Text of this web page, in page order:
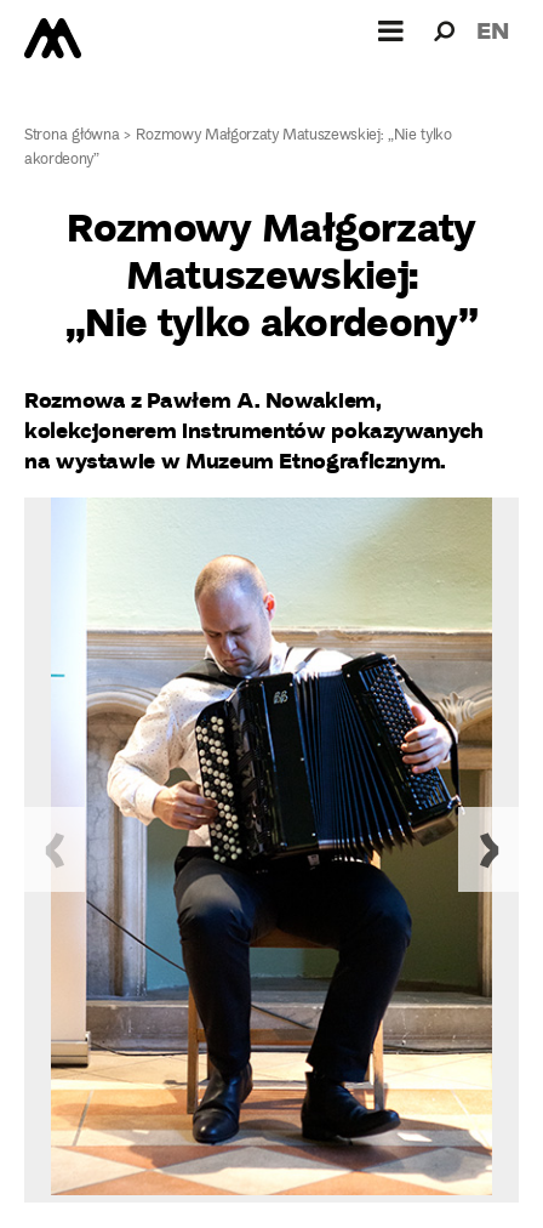
dla: EN
Strona główna> Rozmowy Małgorzaty Matuszewskiej: „Nie tylko
akordeony”
Rozmowy Małgorzaty
Matuszewskiej:
„Nie tylko akordeony”
Rozmowa z Pawłem A. Nowakiem,
kolekcjonerem instrumentów pokazywanych
na wystawie w Muzeum Etnograficznym.